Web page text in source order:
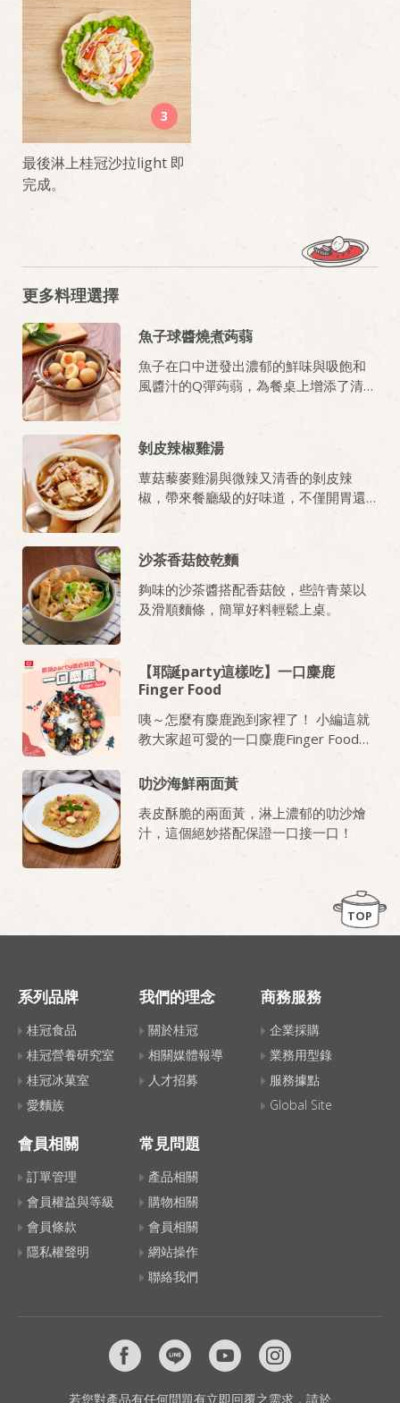
3
最後淋上桂冠沙拉light 即
完成。
更多料理選擇
魚子球醬燒煮蒟蒻
魚子在口中迸發出濃郁的鮮味與吸飽和
風醬汁的Q彈蒟蒻，為餐桌上增添了清爽
剝皮辣椒雞湯
蕈菇藜麥雞湯與微辣又清香的剝皮辣
椒，帶來餐廳級的好味道，不僅開胃還
兼具優質營養！
沙茶香菇餃乾麵
夠味的沙茶醬搭配香菇餃，些許青菜以
及滑順麵條，簡單好料輕鬆上桌。
【耶誕party這樣吃】一口麋鹿
Finger Food
咦～怎麼有麋鹿跑到家裡了！ 小編這就
教大家超可愛的一口麋鹿Finger Food！
叻沙海鮮兩面黃
表皮酥脆的兩面黃，淋上濃郁的叻沙燴
汁，這個絕妙搭配保證一口接一口！
TOP
系列品牌
桂冠食品
桂冠營養研究室
桂冠冰菓室
愛麵族
我們的理念
關於桂冠
相關媒體報導
人才招募
商務服務
企業採購
業務用型錄
服務據點
Global Site
會員相關
訂單管理
會員權益與等級
會員條款
隱私權聲明
常見問題
產品相關
購物相關
會員相關
網站操作
聯絡我們
若您對產品有任何問題有立即回覆之需求，請於